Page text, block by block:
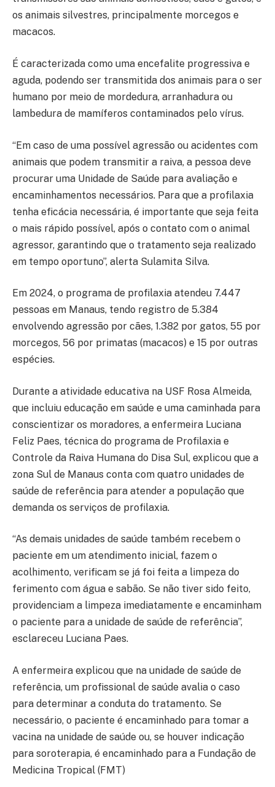
os animais silvestres, principalmente morcegos e
macacos.
É caracterizada como uma encefalite progressiva e
aguda, podendo ser transmitida dos animais para o ser
humano por meio de mordedura, arranhadura ou
lambedura de mamíferos contaminados pelo vírus.
“Em caso de uma possível agressão ou acidentes com
animais que podem transmitir a raiva, a pessoa deve
procurar uma Unidade de Saúde para avaliação e
encaminhamentos necessários. Para que a profilaxia
tenha eficácia necessária, é importante que seja feita
o mais rápido possível, após o contato com o animal
agressor, garantindo que o tratamento seja realizado
em tempo oportuno”, alerta Sulamita Silva.
Em 2024, o programa de profilaxia atendeu 7.447
pessoas em Manaus, tendo registro de 5.384
envolvendo agressão por cães, 1.382 por gatos, 55 por
morcegos, 56 por primatas (macacos) e 15 por outras
espécies.
Durante a atividade educativa na USF Rosa Almeida,
que incluiu educação em saúde e uma caminhada para
conscientizar os moradores, a enfermeira Luciana
Feliz Paes, técnica do programa de Profilaxia e
Controle da Raiva Humana do Disa Sul, explicou que a
zona Sul de Manaus conta com quatro unidades de
saúde de referência para atender a população que
demanda os serviços de profilaxia.
“As demais unidades de saúde também recebem o
paciente em um atendimento inicial, fazem o
acolhimento, verificam se já foi feita a limpeza do
ferimento com água e sabão. Se não tiver sido feito,
providenciam a limpeza imediatamente e encaminham
o paciente para a unidade de saúde de referência”,
esclareceu Luciana Paes.
A enfermeira explicou que na unidade de saúde de
referência, um profissional de saúde avalia o caso
para determinar a conduta do tratamento. Se
necessário, o paciente é encaminhado para tomar a
vacina na unidade de saúde ou, se houver indicação
para soroterapia, é encaminhado para a Fundação de
Medicina Tropical (FMT)